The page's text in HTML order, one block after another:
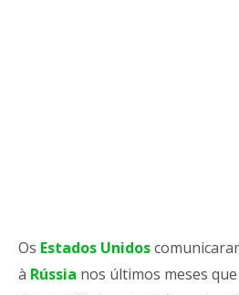
Os Estados Unidos
à Rússia nos últimos meses